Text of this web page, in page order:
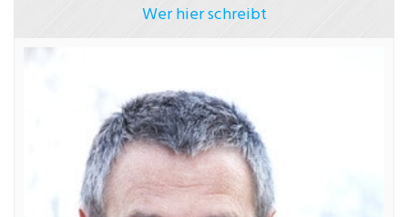
Wer hier schreibt